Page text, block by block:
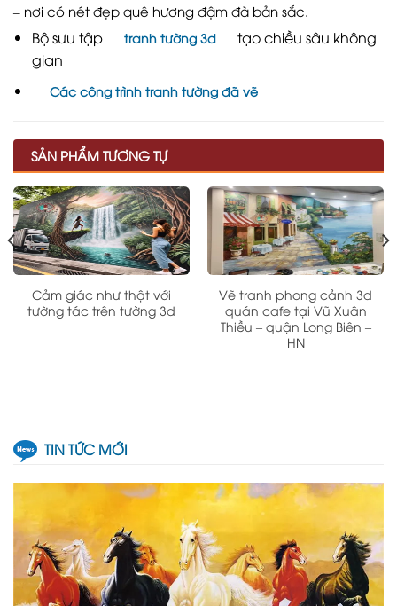
– nơi có nét đẹp quê hương đậm đà bản sắc.
Bộ sưu tập tranh tường 3d
tạo chiều sâu không
gian
Các công trình tranh tường đã vẽ
SẢN PHẨM TƯƠNG TỰ
Cảm giác như thật với
tường tác trên tường 3d
Vẽ tranh phong cảnh 3d
quán cafe tại Vũ Xuân
Thiều – quận Long Biên –
HN
TIN TỨC MỚI